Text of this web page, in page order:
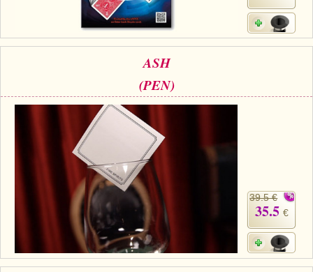
ASH
(PEN)
39.5 €
35.5 €